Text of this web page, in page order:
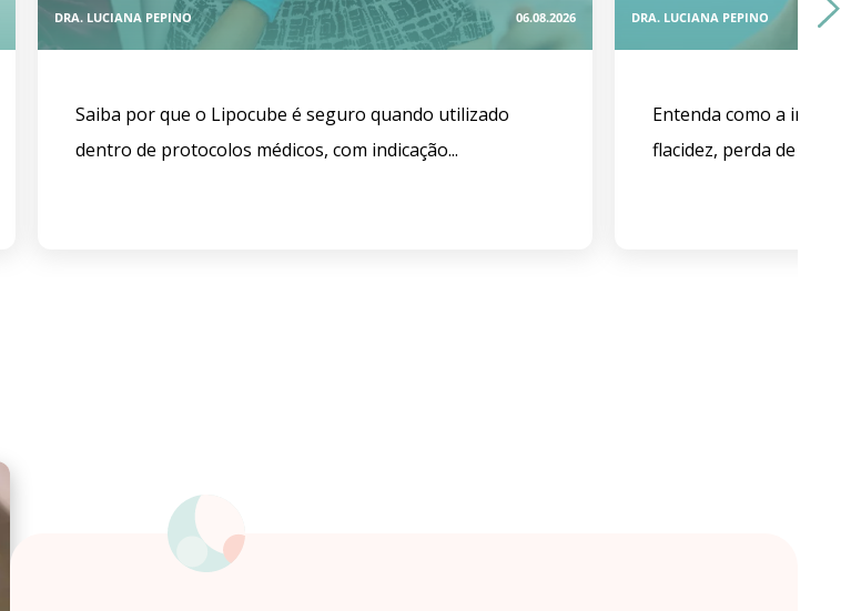
DRA. LUCIANA PEPINO 06.08.2026
Saiba por que o Lipocube é seguro quando utilizado
dentro de protocolos médicos, com indicação...
DRA. LUCIANA PEPINO
Entenda como a
flacidez, perda de